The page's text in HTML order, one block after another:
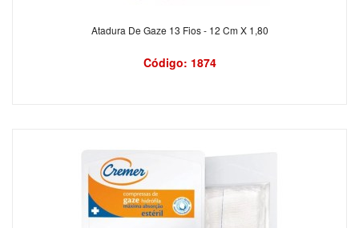
Atadura De Gaze 13 Fios - 12 Cm X 1,80
Código: 1874